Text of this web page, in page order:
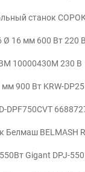
станок
16 мм 600 Вт 220
10000430M 230 В
900 Вт KRW-DP25
DPF750CVT
BELMASH
Gigant DPJ-550